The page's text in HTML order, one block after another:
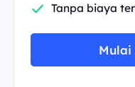
Tanpa biaya